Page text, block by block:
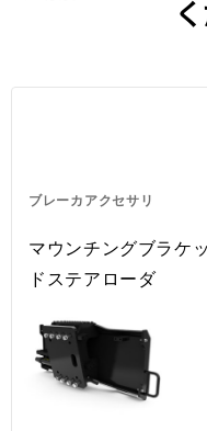
ブレーカアクセサリ
マウンチングブラケ
ドステアローダ